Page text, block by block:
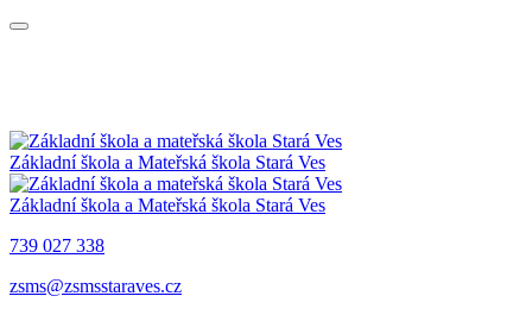
Základní škola a Mateřská škola Stará Ves
Základní škola a Mateřská škola Stará Ves
739 027 338
zsms@zsmsstaraves.cz